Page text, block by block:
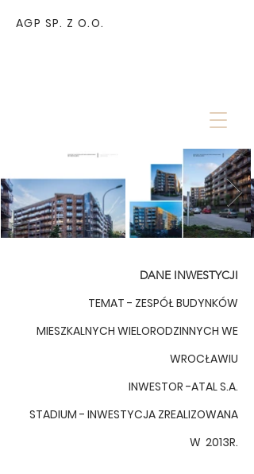
AGP SP. Z O.O.
DANE INWESTYCJI
TEMAT - ZESPÓŁ BUDYNKÓW
MIESZKALNYCH WIELORODZINNYCH WE
WROCŁAWIU
INWESTOR -ATAL S.A.
STADIUM - INWESTYCJA ZREALIZOWANA
W 2013R.